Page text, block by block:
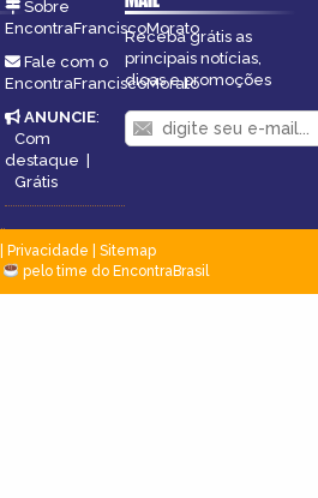
Sobre
EncontraFranciscoMorato
Fale com o
EncontraFranciscoMorato
ANUNCIE:
Com
destaque |
Grátis
Receba grátis as
principais notícias,
dicas e promoções
Privacidade
Sitemap
pelo time do EncontraBrasil